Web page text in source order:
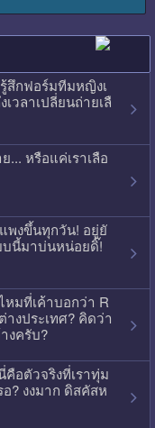
สึกฟอร์มทีมหญิงเ
วลาเปลี่ยนถ่ายเลื
... หรือแค่เราเลือ
พงขึ้นทุกวัน! อยู่ยั
บนี้มาบ่นหน่อยดิ๊!
มที่เค้าบอกว่า R
างประเทศ? คิดว่า
งครับ?
อตัวจริงที่เราทุ่ม
? งงมาก ดิสคัสห